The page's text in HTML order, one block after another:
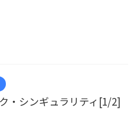
・シンギュラリティ[1/2]